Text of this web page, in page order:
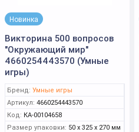
Новинка
Викторина 500 вопросов
"Окружающий мир"
4660254443570 (Умные
игры)
Бренд: Умные игры
Артикул: 4660254443570
Код: КА-00104658
Размер упаковки: 50 x 325 x 270 мм